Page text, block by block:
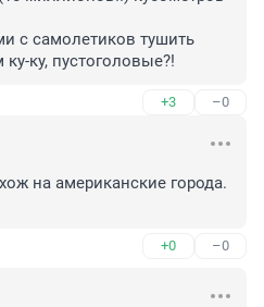
с самолетиков тушить
ку, пустоголовые?!
+3 –0
на американские города.
+0 –0